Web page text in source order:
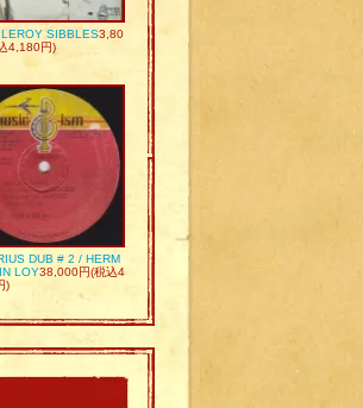
SIBBLES3,80
4,180円)
DUB # 2 / HERM
LOY38,000円(税込4
)